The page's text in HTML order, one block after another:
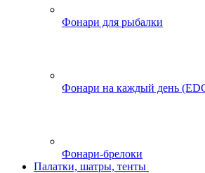
Фонари для рыбалки
Фонари на каждый день
Фонари-брелоки
Палатки, шатры, тенты